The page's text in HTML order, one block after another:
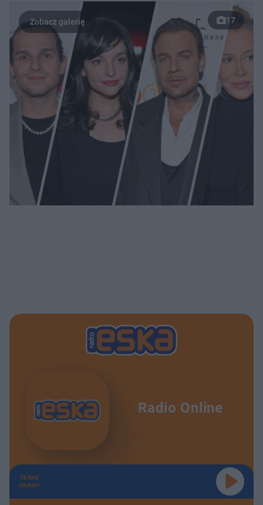
17
Radio Online
TERAZ
GRAMY